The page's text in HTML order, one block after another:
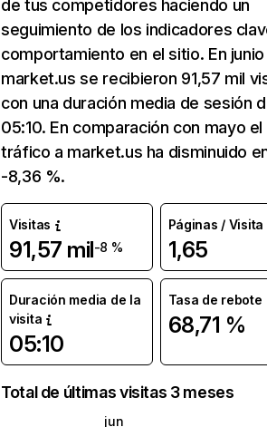
de tus competidores haciendo un
seguimiento de los indicadores
comportamiento en el sitio. En junio
market.us se recibieron 91,57 mil
con una duración media de sesión
05:10. En comparación con mayo el
tráfico a market.us ha disminuido
-8,36 %.
Visitas
91,57 mil-8 %
Páginas / Visita
1,65
Duración media de la
visita
05:10
Tasa de rebote
68,71 %
Total de últimas visitas 3 meses
jun